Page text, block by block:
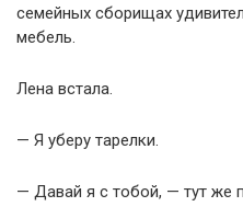
семейных сборищах
мебель.
Лена встала.
— Я уберу тарелки.
— Давай я с тобой, — тут же